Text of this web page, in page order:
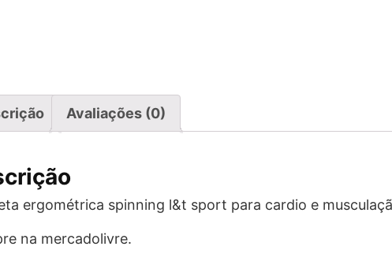
Avaliações (0)
ergométrica spinning l&t sport para cardio e
na mercadolivre.